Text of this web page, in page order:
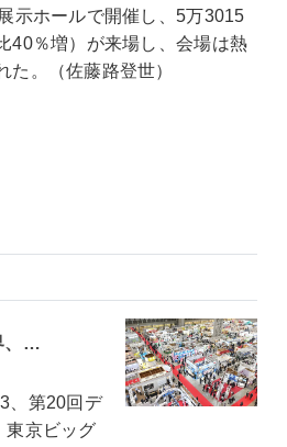
示ホールで開催し、5万3015
40％増）が来場し、会場は熱
た。（佐藤路登世）
、…
、第20回デ
東京ビッグ